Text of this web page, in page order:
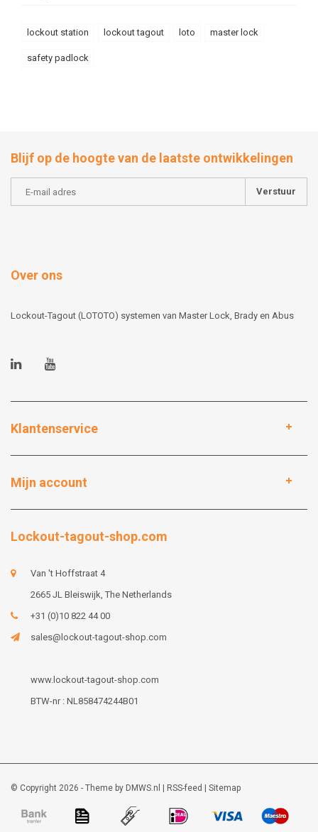
lockout station lockout tagout loto master lock
safety padlock
Blijf op de hoogte van de laatste ontwikkelingen
Verstuur
Over ons
Lockout-Tagout (LOTOTO) systemen van Master Lock, Brady en Abus
Klantenservice
Mijn account
Lockout-tagout-shop.com
Van 't Hoffstraat 4
2665 JL Bleiswijk, The Netherlands
+31 (0)10 822 44 00
sales@lockout-tagout-shop.com
www.lockout-tagout-shop.com
BTW-nr : NL858474244B01
© Copyright 2026 - Theme by DMWS.nl RSS-feed Sitemap